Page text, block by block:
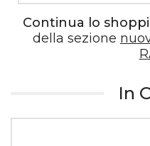
Continua lo
della sezione
In